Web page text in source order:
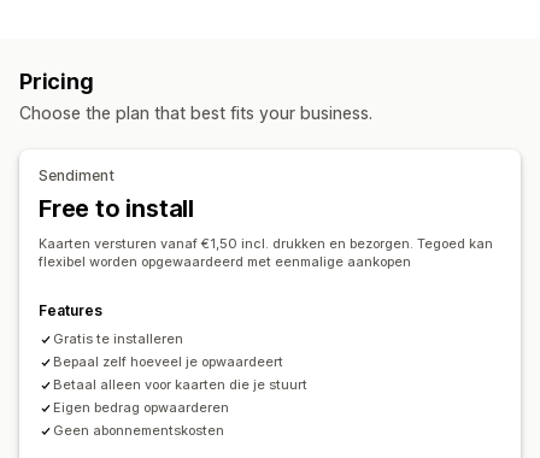
Pricing
Choose the plan that best fits your business.
Sendiment
Free to install
Kaarten versturen vanaf €1,50 incl. drukken en bezorgen. Tegoed kan
flexibel worden opgewaardeerd met eenmalige aankopen
Features
Gratis te installeren
Bepaal zelf hoeveel je opwaardeert
Betaal alleen voor kaarten die je stuurt
Eigen bedrag opwaarderen
Geen abonnementskosten